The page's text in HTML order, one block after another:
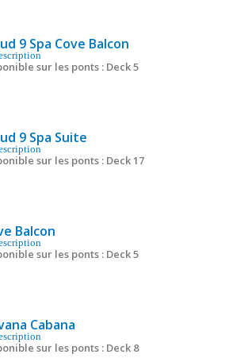
9 Spa Cove Balcon
sur les ponts : Deck 5
9 Spa Suite
sur les ponts : Deck 17
Balcon
sur les ponts : Deck 5
Cabana
sur les ponts : Deck 8